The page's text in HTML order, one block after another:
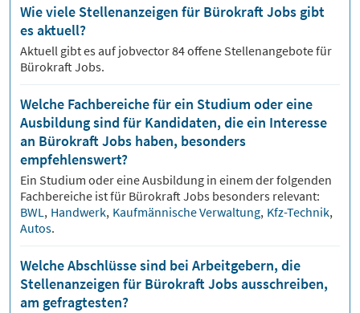
Wie viele Stellenanzeigen für Bürokraft Jobs gibt
es aktuell?
Aktuell gibt es auf jobvector84offene Stellenangebote für
Bürokraft Jobs.
Welche Fachbereiche für ein Studium oder eine
Ausbildung sind für Kandidaten, die ein Interesse
an Bürokraft Jobs haben, besonders
empfehlenswert?
Ein Studium oder eine Ausbildung in einem der folgenden
Fachbereiche ist für Bürokraft Jobs besonders relevant:
BWL, Handwerk, Kaufmännische Verwaltung, Kfz-Technik,
Autos.
Welche Abschlüsse sind bei Arbeitgebern, die
Stellenanzeigen für Bürokraft Jobs ausschreiben,
am gefragtesten?